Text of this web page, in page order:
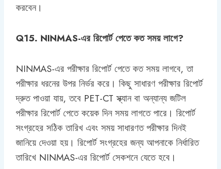
করবেন।
Q15. NINMAS-এর রিপোর্ট পেতে কত সময় লাগে?
NINMAS-এর পরীক্ষার রিপোর্ট পেতে কত সময় লাগবে, তা
পরীক্ষার ধরনের উপর নির্ভর করে। কিছু সাধারণ পরীক্ষার রিপোর্ট
দ্রুত পাওয়া যায়, তবে PET-CT স্ক্যান বা অন্যান্য জটিল
পরীক্ষার রিপোর্ট পেতে কয়েক দিন সময় লাগতে পারে। রিপোর্ট
সংগ্রহের সঠিক তারিখ এবং সময় সাধারণত পরীক্ষার দিনই
জানিয়ে দেওয়া হয়। রিপোর্ট সংগ্রহের জন্য আপনাকে নির্ধারিত
তারিখে NINMAS-এর রিপোর্ট সেকশনে যেতে হবে।